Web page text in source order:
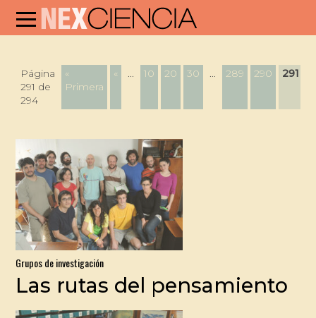
Página
291 de
294
«
Primera
« ... 10 20 30 ... 289 290 291
Grupos de investigación
Las rutas del pensamiento